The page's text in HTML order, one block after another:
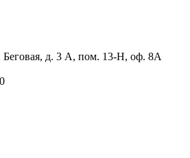
Беговая, д. 3 А, пом. 13-Н, оф. 8А